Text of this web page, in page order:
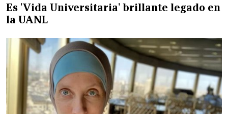
Es 'Vida Universitaria' brillante legado en
la UANL